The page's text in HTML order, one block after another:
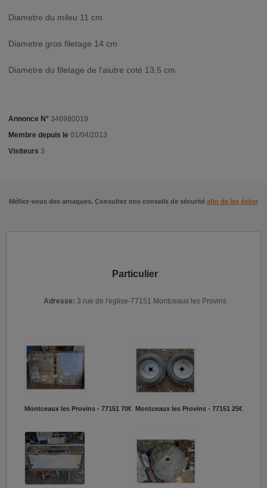
Diametre du mileu 11 cm
Diametre gros filetage 14 cm
Diametre du filetage de l'aiutre coté 13,5 cm
Annonce N° 346980019
Membre depuis le 01/04/2013
Visiteurs 3
Méfiez-vous des arnaques. Consultez nos conseils de sécurité afin de les éviter
Particulier
Adresse: 3 rue de l'eglise-77151 Montceaux les Provins
Montceaux les Provins - 77151 70€ Montceaux les Provins - 77151 25€